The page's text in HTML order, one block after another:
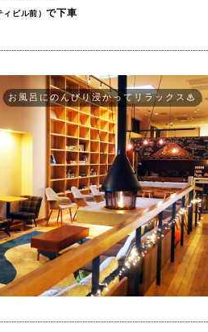
ィビル前）で下車
お風呂にのんびり浸かってリラックス♨